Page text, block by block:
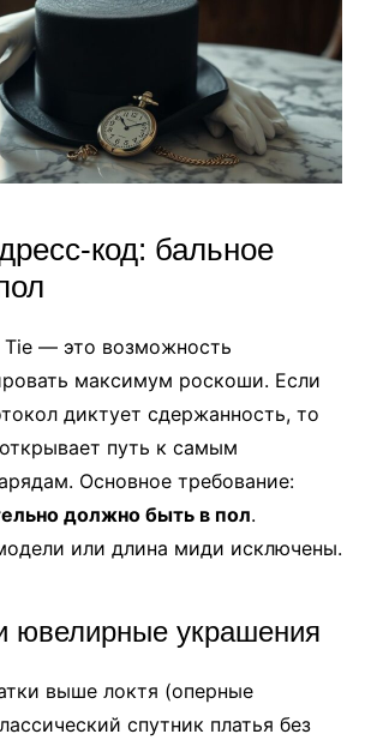
код: бальное
— это возможность
максимум роскоши. Если
диктует сдержанность, то
путь к самым
Основное требование:
должно быть в пол.
или длина миди исключены.
ювелирные украшения
выше локтя (оперные
спутник платья без